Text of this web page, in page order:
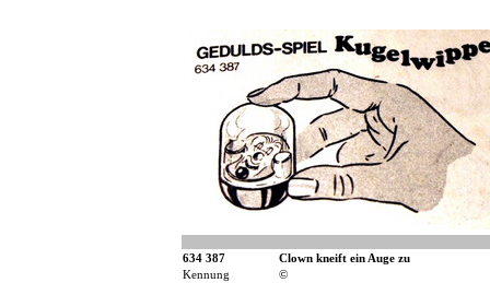
634 387
Clown kneift ein Auge zu
Kennung
©